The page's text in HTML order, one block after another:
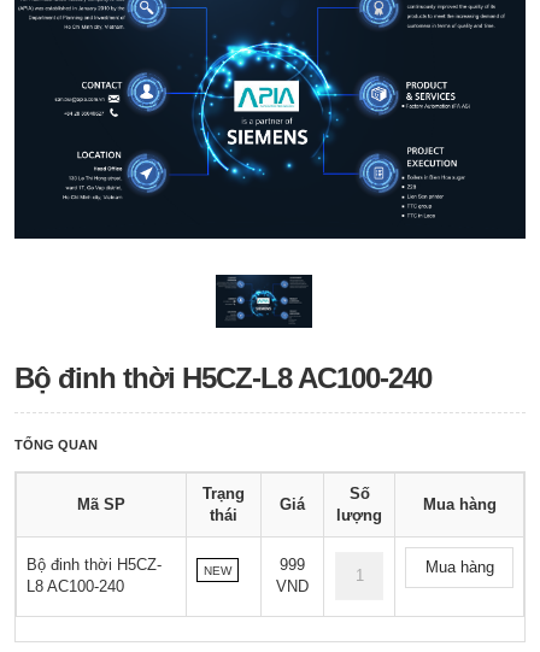
Bộ đinh thời H5CZ-L8 AC100-240
TỔNG QUAN
Mã SP
Trạng
thái
Giá
Số
lượng
Mua hàng
Bộ đinh thời H5CZ-
L8 AC100-240
NEW
999
VND
Mua hàng